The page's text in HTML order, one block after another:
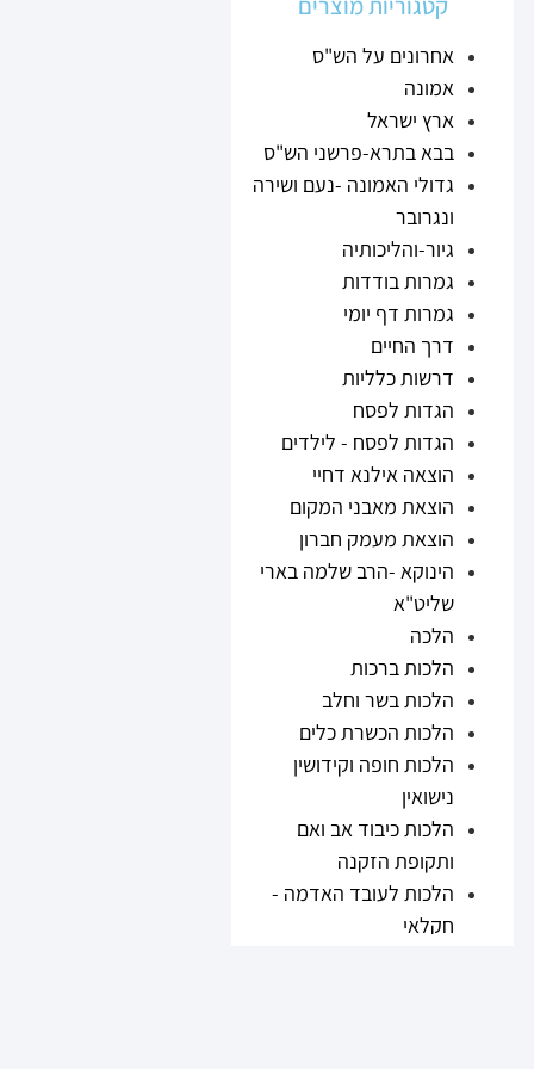
אחרונים על הש"ס
אמונה
ארץ ישראל
בבא בתרא-פרשני הש"ס
גדולי האמונה -נעם ושירה
ונגרובר
גיור-והליכותיה
גמרות בודדות
גמרות דף יומי
דרך החיים
דרשות כלליות
הגדות לפסח
הגדות לפסח - לילדים
הוצאה אילנא דחיי
הוצאת מאבני המקום
הוצאת מעמק חברון
הינוקא -הרב שלמה בארי
שליט"א
הלכה
הלכות ברכות
הלכות בשר וחלב
הלכות הכשרת כלים
הלכות חופה וקידושין
נישואין
הלכות כיבוד אב ואם
ותקופת הזקנה
הלכות לעובד האדמה -
חקלאי